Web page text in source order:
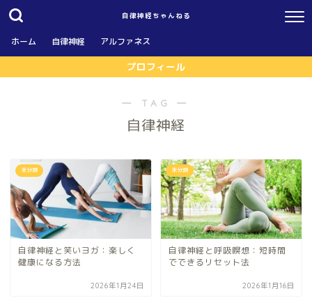
自律神経ちゃんねる
ホーム 自律神経 アルファネス
プロフィール
― TAG ―
自律神経
未分類
自律神経と笑いヨガ：楽しく
健康になる方法
2026年1月24日
未分類
自律神経と呼吸瞑想：短時間
でできるリセット法
2026年1月16日